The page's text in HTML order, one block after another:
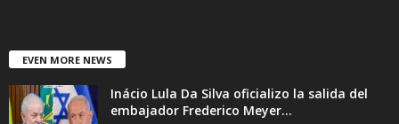
EVEN MORE NEWS
Inácio Lula Da Silva oficializo la salida del
embajador Frederico Meyer...